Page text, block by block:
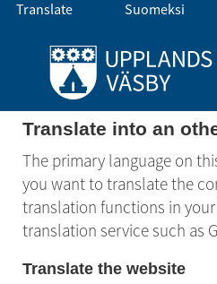
Translate Suomeksi
Translate into an
The primary language on
you want to translate the
translation functions in
translation service such as
Translate the website